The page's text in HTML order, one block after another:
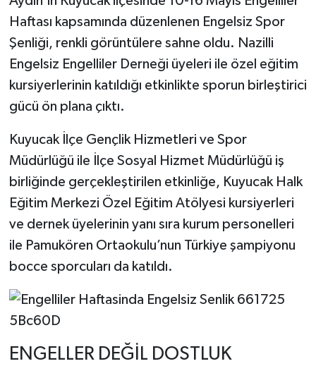
Haftası kapsamında düzenlenen Engelsiz Spor
Şenliği, renkli görüntülere sahne oldu. Nazilli
Engelsiz Engelliler Derneği üyeleri ile özel eğitim
kursiyerlerinin katıldığı etkinlikte sporun birleştirici
gücü ön plana çıktı.
Kuyucak İlçe Gençlik Hizmetleri ve Spor
Müdürlüğü ile İlçe Sosyal Hizmet Müdürlüğü iş
birliğinde gerçekleştirilen etkinliğe, Kuyucak Halk
Eğitim Merkezi Özel Eğitim Atölyesi kursiyerleri
ve dernek üyelerinin yanı sıra kurum personelleri
ile Pamukören Ortaokulu’nun Türkiye şampiyonu
bocce sporcuları da katıldı.
ENGELLER DEĞİL DOSTLUK